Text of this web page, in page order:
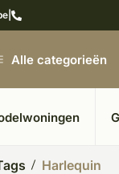
materialen in
Alle categorieën
Harlequin